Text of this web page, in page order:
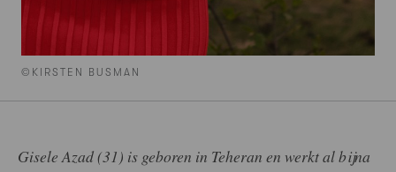
©KIRSTEN BUSMAN
Gisele Azad (31) is geboren in Teheran en werkt al bijna